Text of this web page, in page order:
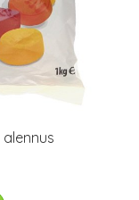
alennus